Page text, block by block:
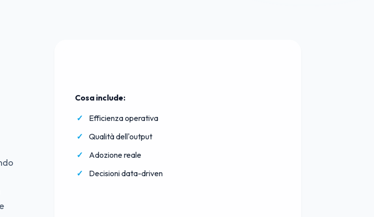
Cosa include:
Efficienza operativa
Qualità dell'output
Adozione reale
Decisioni data-driven